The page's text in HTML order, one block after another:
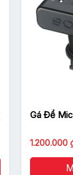
Gá Để
Giá
là:
1.500.000
1.200.000